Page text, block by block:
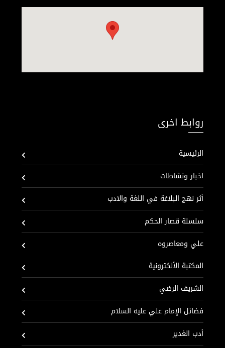
روابط اخرى
الرئيسية
اخبار ونشاطات
أثر نهج البلاغة في اللغة والادب
سلسلة قصار الحكم
علي ومعاصروه
المكتبة الألكترونية
الشريف الرضي
فضائل الإمام علي عليه السلام
أدب الغدير